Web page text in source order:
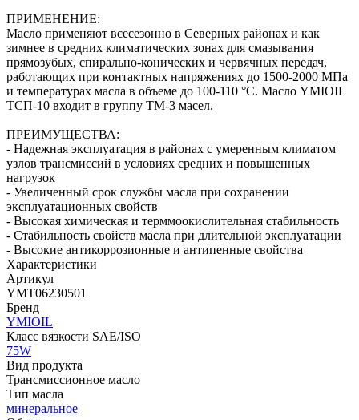
ПРИМЕНЕНИЕ:
Масло применяют всесезонно в Северных районах и как
зимнее в средних климатических зонах для смазывания
прямозубых, спирально-конических и червячных передач,
работающих при контактных напряжениях до 1500-2000 МПа
и температурах масла в объеме до 100-110 °С. Масло YMIOIL
ТСП-10 входит в группу ТМ-3 масел.
ПРЕИМУЩЕСТВА:
- Надежная эксплуатация в районах с умеренным климатом
узлов трансмиссий в условиях средних и повышенных
нагрузок
- Увеличенный срок службы масла при сохранении
эксплуатационных свойств
- Высокая химическая и терммоокислительная стабильность
- Стабильность свойств масла при длительной эксплуатации
- Высокие антикоррозионные и антипенные свойства
Характеристики
Артикул
YMT06230501
Бренд
YMIOIL
Класс вязкости SAE/ISO
75W
Вид продукта
Трансмиссионное масло
Тип масла
минеральное